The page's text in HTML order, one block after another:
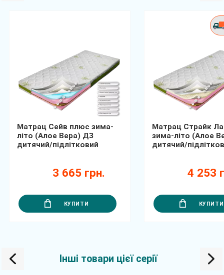
Матрац Сейв плюс зима-
літо (Алое Вера) ДЗ
дитячий/підлітковий
3 665 грн.
КУПИТИ
Матрац Страйк
зима-літо (Алое
дитячий/
4 253
КУПИТИ
Інші товари цієї серії